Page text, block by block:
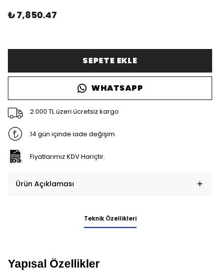
₺ 7,850.47
SEPETE EKLE
WHATSAPP
2.000 TL üzeri ücretsiz kargo
14 gün içinde iade değişim
Fiyatlarımız KDV Hariçtir.
Ürün Açıklaması
Teknik Özellikleri
Yapısal Özellikler